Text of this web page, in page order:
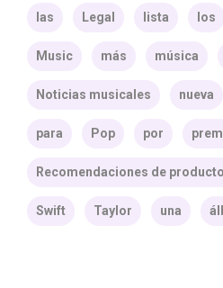
las Legal lista los
Music más música
Noticias musicales nueva
para Pop por
Recomendaciones de
Swift Taylor una